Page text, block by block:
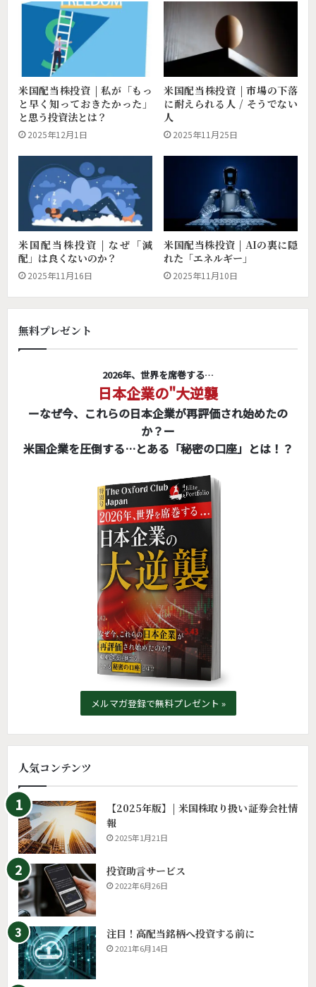
米国配当株投資 | 私が「もっ
と早く知っておきたかった」
と思う投資法とは？
2025年12月1日
米国配当株投資 | 市場の下落
に耐えられる人 / そうでない
人
2025年11月25日
米国配当株投資 | なぜ「減
配」は良くないのか？
2025年11月16日
米国配当株投資 | AIの裏に隠
れた「エネルギー」
2025年11月10日
無料プレゼント
2026年、世界を席巻する…
日本企業の"大逆襲
ーなぜ今、これらの日本企業が再評価され始めたの
か？ー
米国企業を圧倒する…とある「秘密の口座」とは！？
メルマガ登録で無料プレゼント »
人気コンテンツ
【2025年版】| 米国株取り扱い証券会社情
報
2025年1月21日
投資助言サービス
2022年6月26日
注目！高配当銘柄へ投資する前に
2021年6月14日